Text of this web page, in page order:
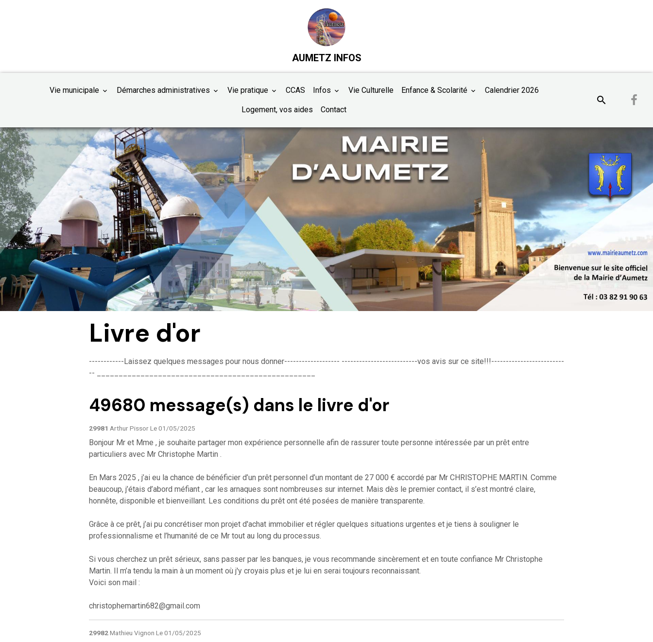
AUMETZ INFOS
Vie municipale Démarches administratives Vie pratique CCAS Infos Vie Culturelle Enfance & Scolarité Calendrier 2026
Logement, vos aides Contact
Livre d'or
------------Laissez quelques messages pour nous donner------------------- --------------------------vos avis sur ce site!!!-------------------------
-- __________________________________________________
49680 message(s) dans le livre d'or
29981 Arthur PissorLe 01/05/2025
Bonjour Mr et Mme , je souhaite partager mon expérience personnelle afin de rassurer toute personne intéressée par un prêt entre
particuliers avec Mr Christophe Martin .
En Mars 2025 , j’ai eu la chance de bénéficier d’un prêt personnel d’un montant de 27 000 € accordé par Mr CHRISTOPHE MARTIN. Comme
beaucoup, j’étais d’abord méfiant , car les arnaques sont nombreuses sur internet. Mais dès le premier contact, il s’est montré claire,
honnête, disponible et bienveillant. Les conditions du prêt ont été posées de manière transparente.
Grâce à ce prêt, j’ai pu concrétiser mon projet d'achat immobilier et régler quelques situations urgentes et je tiens à souligner le
professionnalisme et l’humanité de ce Mr tout au long du processus.
Si vous cherchez un prêt sérieux, sans passer par les banques, je vous recommande sincèrement et en toute confiance Mr Christophe
Martin. Il m’a tendu la main à un moment où j'y croyais plus et je lui en serai toujours reconnaissant.
Voici son mail :
christophemartin682@gmail.com
29982Mathieu Vignon Le 01/05/2025